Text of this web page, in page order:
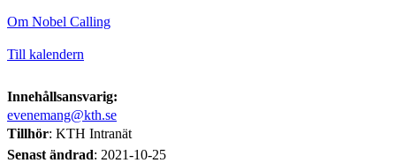
Om Nobel Calling
Till kalendern
Innehållsansvarig:
evenemang@kth.se
Tillhör: KTH Intranät
Senast ändrad: 2021-10-25